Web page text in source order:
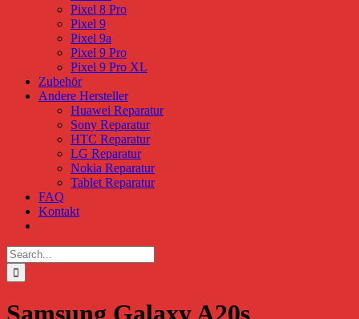
Pixel 8 Pro
Pixel 9
Pixel 9a
Pixel 9 Pro
Pixel 9 Pro XL
Zubehör
Andere Hersteller
Huawei Reparatur
Sony Reparatur
HTC Reparatur
LG Reparatur
Nokia Reparatur
Tablet Reparatur
FAQ
Kontakt
Search
for: